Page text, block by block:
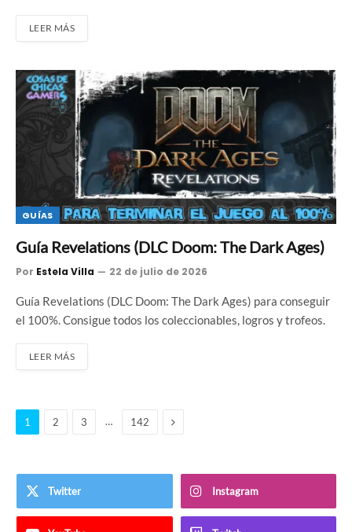
LEER MÁS
GUÍAS
Guía Revelations (DLC Doom: The Dark Ages)
Por Estela Villa 22 de julio de 2026
Guía Revelations (DLC Doom: The Dark Ages) para conseguir
el 100%. Consigue todos los coleccionables, logros y trofeos.
LEER MÁS
1 2 3 … 142 Siguiente
Twitter Instagram